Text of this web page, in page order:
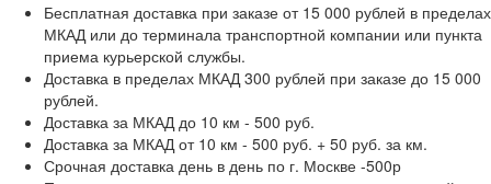
Бесплатная доставка при заказе от 15 000 рублей в пределах
МКАД или до терминала транспортной компании или пункта
приема курьерской службы.
Доставка в пределах МКАД 300 рублей при заказе до 15 000
рублей.
Доставка за МКАД до 10 км - 500 руб.
Доставка за МКАД от 10 км - 500 руб. + 50 руб. за км.
Срочная доставка день в день по г. Москве -500р